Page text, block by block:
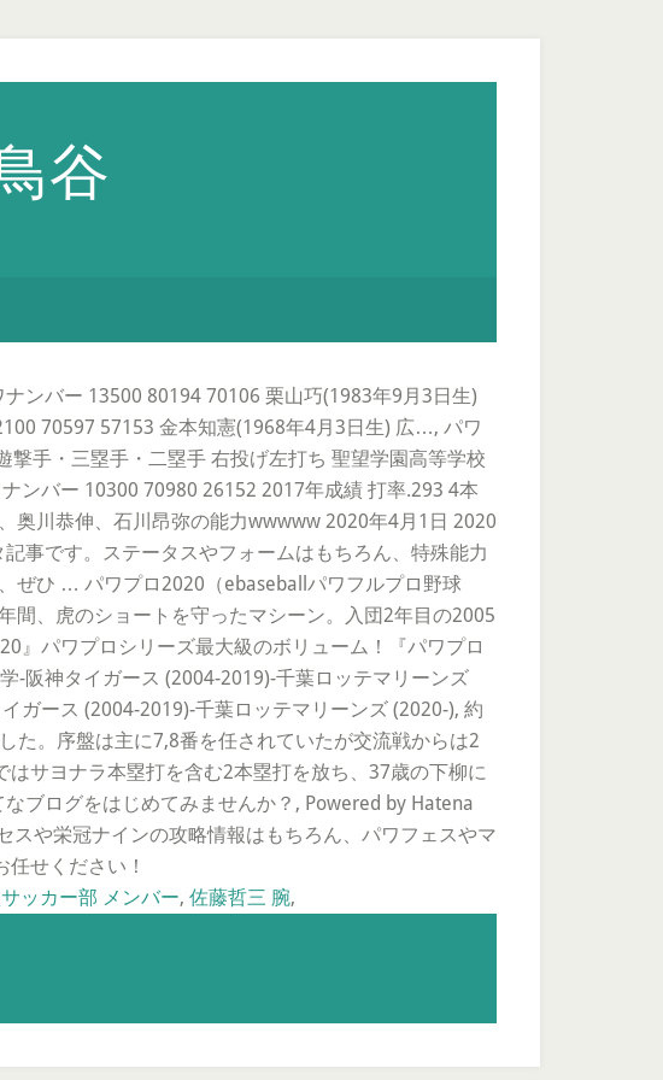
谷
ンバー 13500 80194 70106 栗山巧(1983年9月3日生)
70597 57153 金本知憲(1968年4月3日生) 広…, パワ
手・三塁手・二塁手 右投げ左打ち 聖望学園高等学校
バー 10300 70980 26152 2017年成績 打率.293 4本
奥川恭伸、石川昂弥の能力wwwww 2020年4月1日 2020
事です。ステータスやフォームはもちろん、特殊能力
ぜひ … パワプロ2020（ebaseballパワフルプロ野球
間、虎のショートを守ったマシーン。入団2年目の2005
』パワプロシリーズ最大級のボリューム！『パワプロ
-阪神タイガース (2004-2019)-千葉ロッテマリーンズ
ガース (2004-2019)-千葉ロッテマリーンズ (2020-), 約
た。序盤は主に7,8番を任されていたが交流戦からは2
サヨナラ本塁打を含む2本塁打を放ち、37歳の下柳に
ブログをはじめてみませんか？, Powered by Hatena
や栄冠ナインの攻略情報はもちろん、パワフェスやマ
せください！
ッカー部 メンバー, 佐藤哲三 腕,